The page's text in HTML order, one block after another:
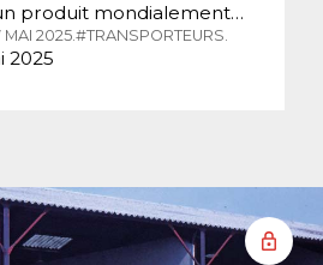
produit mondialement…
2025.#TRANSPORTEURS.
2025